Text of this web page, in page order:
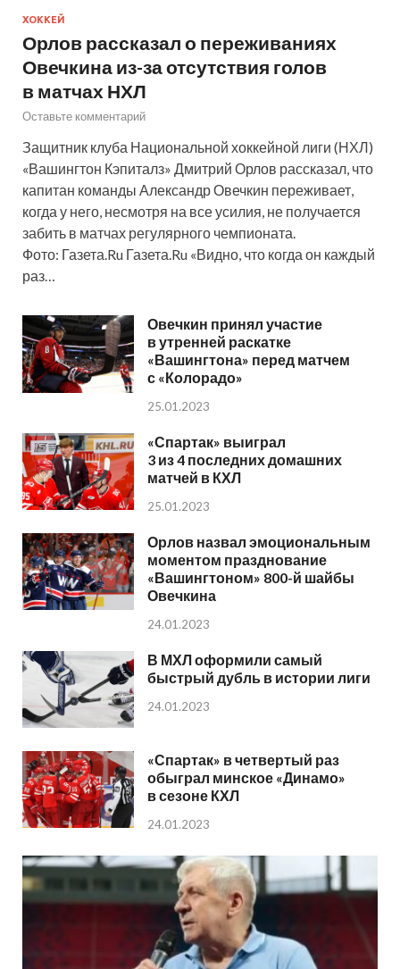
ХОККЕЙ
Орлов рассказал о переживаниях
Овечкина из-за отсутствия голов
в матчах НХЛ
Оставьте комментарий
Защитник клуба Национальной хоккейной лиги (НХЛ)
«Вашингтон Кэпиталз» Дмитрий Орлов рассказал, что
капитан команды Александр Овечкин переживает,
когда у него, несмотря на все усилия, не получается
забить в матчах регулярного чемпионата.
Фото: Газета.Ru Газета.Ru «Видно, что когда он каждый
раз…
Овечкин принял участие
в утренней раскатке
«Вашингтона» перед матчем
с «Колорадо»
25.01.2023
«Спартак» выиграл
3 из 4 последних домашних
матчей в КХЛ
25.01.2023
Орлов назвал эмоциональным
моментом празднование
«Вашингтоном» 800-й шайбы
Овечкина
24.01.2023
В МХЛ оформили самый
быстрый дубль в истории лиги
24.01.2023
«Спартак» в четвертый раз
обыграл минское «Динамо»
в сезоне КХЛ
24.01.2023